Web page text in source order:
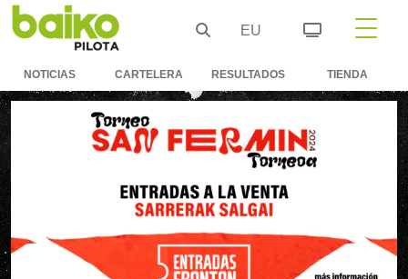
EU
NOTICIAS CARTELERA RESULTADOS TIENDA